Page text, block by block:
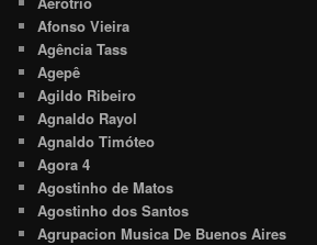
Afonso Vieira
Agência Tass
Agepê
Agildo Ribeiro
Agnaldo Rayol
Agnaldo Timóteo
Agora 4
Agostinho de Matos
Agostinho dos Santos
Agrupacion Musica De Buenos Aires